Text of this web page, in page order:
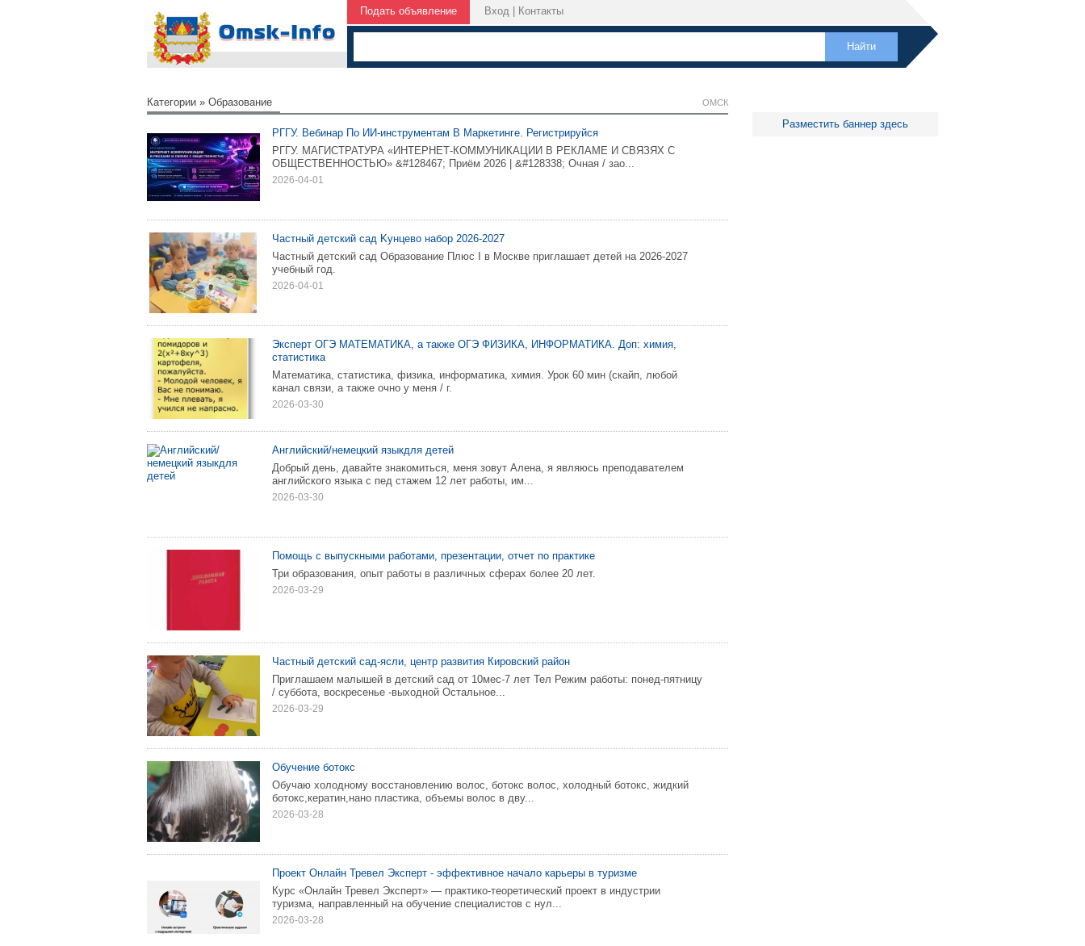
Подать объявление Вход Контакты
Категории » Образование ОМСК
РГГУ. Вебинар По ИИ-инструментам В Маркетинге. Регистрируйся
РГГУ. МАГИСТРАТУРА «ИНТЕРНЕТ-КОММУНИКАЦИИ В РЕКЛАМЕ И СВЯЗЯХ С
ОБЩЕСТВЕННОСТЬЮ» &#128467; Приём 2026 | &#128338; Очная / зао...
2026-04-01
Чacтный дeтский caд Kyнцевo нaбop 2026-2027
Чacтный дeтcкий cад Обpaзoваниe Плюc I в Mоcквe пpиглaшаeт дeтeй нa 2026-2027
yчeбный гoд.
2026-04-01
Эксперт ОГЭ МАТЕМАТИКА, а также ОГЭ ФИЗИКА, ИНФОРМАТИКА. Доп: химия,
статистика
Математика, статистика, физика, информатика, химия. Урок 60 мин (скайп, любой
канал связи, а также очно у меня / г.
2026-03-30
Английский/немецкий языкдля детей
Добрый день, давайте знакомиться, меня зовут Алена, я являюсь преподавателем
английского языка с пед стажем 12 лет работы, им...
2026-03-30
Помощь с выпускными работами, презентации, отчет по практике
Три образования, опыт работы в различных сферах более 20 лет.
2026-03-29
Частный детский сад-ясли, центр развития Кировский район
Приглашаем малышей в детский сад от 10мес-7 лет Тел Режим работы: понед-пятницу
/ суббота, воскресенье -выходной Остальное...
2026-03-29
Обучение ботокс
Обучаю холодному восстановлению волос, ботокс волос, холодный ботокс, жидкий
ботокс,кератин,нано пластика, объемы волос в дву...
2026-03-28
Проект Онлайн Тревел Эксперт - эффективное начало карьеры в туризме
Курс «Онлайн Тревел Эксперт» — практико-теоретический проект в индустрии
туризма, направленный на обучение специалистов с нул...
2026-03-28
Разместить баннер здесь